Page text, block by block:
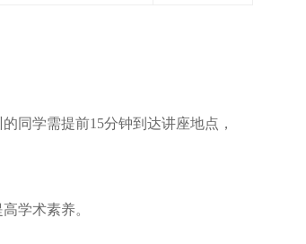
同学需提前15分钟到达讲座地点，
学术素养。